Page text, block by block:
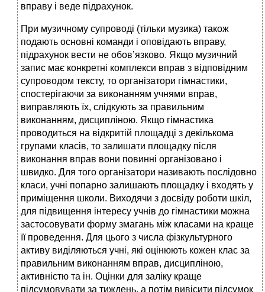
вправу і веде підрахунок.
При музичному супроводі (тільки музика) також
подають основні команди і оповідають вправу,
підрахунок вести не обов’язково. Якщо музичний
запис має конкретні комплекси вправ з відповідним
супроводом тексту, то організатори гімнастики,
спостерігаючи за виконанням учнями вправ,
виправляють їх, слідкують за правильним
виконанням, дисципліною. Якщо гімнастика
проводиться на відкритій площадці з декількома
групами класів, то залишати площадку після
виконання вправ вони повинні організовано і
швидко. Для того організатори називають послідовно
класи, учні попарно залишають площадку і входять у
приміщення школи. Виходячи з досвіду роботи шкіл,
для підвищення інтересу учнів до гімнастики можна
застосовувати форму змагань між класами на краще
її проведення. Для цього з числа фізкультурного
активу виділяються учні, які оцінюють кожен клас за
правильним виконанням вправ, дисципліною,
активністю та ін. Оцінки для заліку краще
підсумовувати за тиждень, а потім вивісити підсумок